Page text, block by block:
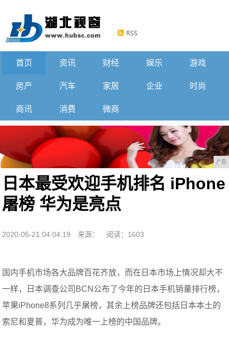
首页 资讯 财经 娱乐 游戏
房产 汽车 家居 企业 时尚
商讯 消费 微商
广告
日本最受欢迎手机排名 iPhone
屠榜 华为是亮点
2020-05-21 04:04:19 来源： 阅读：1603
国内手机市场各大品牌百花齐放，而在日本市场上情况却大不
一样，日本调查公司BCN公布了今年的日本手机销量排行榜，
苹果iPhone8系列几乎屠榜，其余上榜品牌还包括日本本土的
索尼和夏普，华为成为唯一上榜的中国品牌。